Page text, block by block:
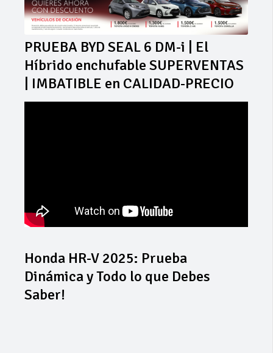
PRUEBA BYD SEAL 6 DM-i | El
Híbrido enchufable SUPERVENTAS
| IMBATIBLE en CALIDAD-PRECIO
Honda HR-V 2025: Prueba
Dinámica y Todo lo que Debes
Saber!